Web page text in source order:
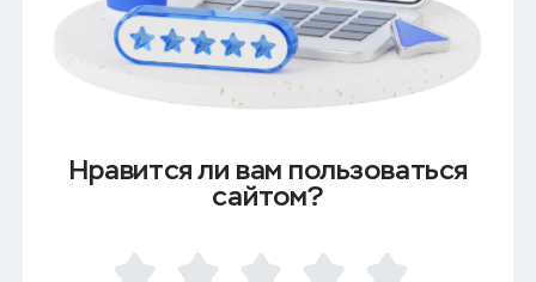
Нравится ли вам пользоваться
сайтом?